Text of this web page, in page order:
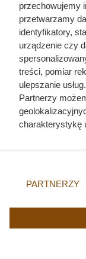
Córki
Odarci ze
przechowujemy
przetwarzamy
identyfikatory,
urządzenie czy
treści, pomiar
ulepszanie
Partnerzy
charakterystykę
zmienić/
znajdujący się
użytkownika,
przetwarzaniu.
PARTNERZY